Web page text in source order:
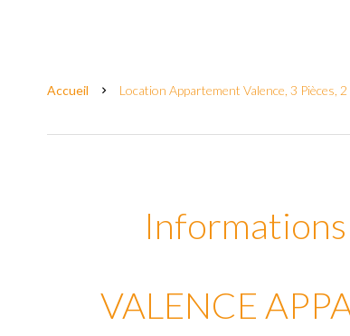
Accueil Location Appartement Valence, 3 Pièces,
VALENCE